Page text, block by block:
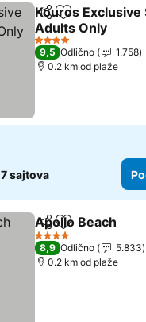
Deli Dodati u
Kouros Exclusive
Adults Only
Pogledaj cene
4 Zvezdice
9,5 Odlično
1.758
0.2 km od plaže
7 sajtova
Deli Dodati u
Apollo Beach
4 Zvezdice
8,9 Odlično
5.833
0.2 km od plaže